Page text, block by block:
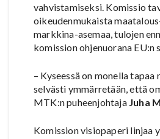
vahvistamiseksi. Komissio
oikeudenmukaista
markkina-asemaa, tulojen
komission ohjenuorana EU:n
– Kyseessä on monella
selvästi ymmärretään, että
MTK:n puheenjohtaja Juha
Komission visiopaperi linjaa